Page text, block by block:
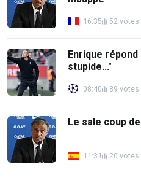
16:35 52 votes
Enrique
stupide..."
08:40 89 votes
Le sale coup
11:31 20 votes